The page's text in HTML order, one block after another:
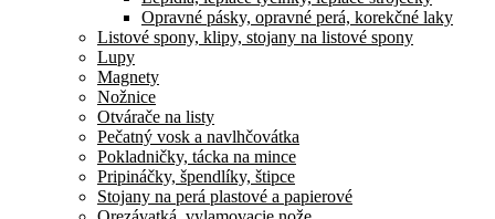
Opravné pásky, opravné perá, korekčné laky
Listové spony, klipy, stojany na listové spony
Lupy
Magnety
Nožnice
Otvárače na listy
Pečatný vosk a navlhčovátka
Pokladničky, tácka na mince
Pripináčky, špendlíky, štipce
Stojany na perá plastové a papierové